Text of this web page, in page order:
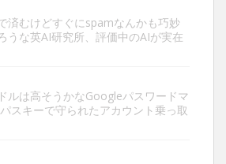
済むけどすぐにspamなんかも巧妙
うな英AI研究所、評価中のAIが実在
ルは高そうかなGoogleパスワードマ
スキーで守られたアカウント乗っ取